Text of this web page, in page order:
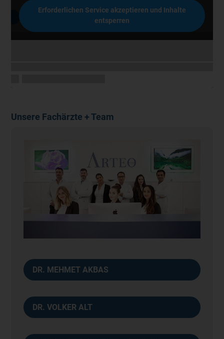
Erforderlichen Service akzeptieren und Inhalte
entsperren
Unsere Fachärzte + Team
DR. MEHMET AKBAS
DR. VOLKER ALT